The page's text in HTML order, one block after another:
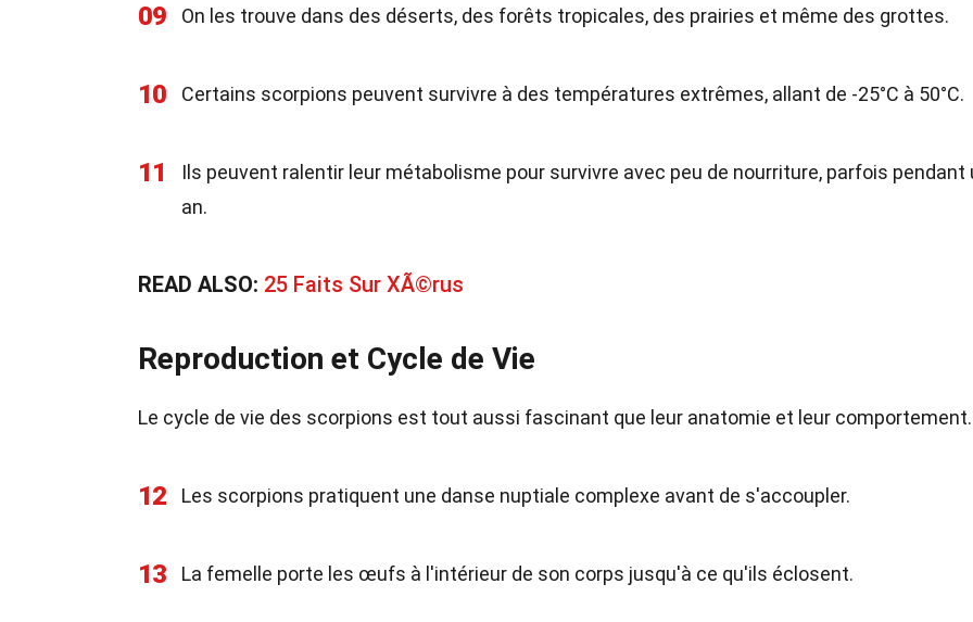
09 On les trouve dans des déserts, des forêts tropicales, des prairies et même des grottes.
10 Certains scorpions peuvent survivre à des températures extrêmes, allant de -25°C à 50°C.
11
Ils peuvent ralentir leur métabolisme pour survivre avec peu de nourriture, parfois pendant
an.
READ ALSO: 25 Faits Sur XÃ©rus
Reproduction et Cycle de Vie
Le cycle de vie des scorpions est tout aussi fascinant que leur anatomie et leur comportement.
12 Les scorpions pratiquent une danse nuptiale complexe avant de s'accoupler.
13 La femelle porte les œufs à l'intérieur de son corps jusqu'à ce qu'ils éclosent.